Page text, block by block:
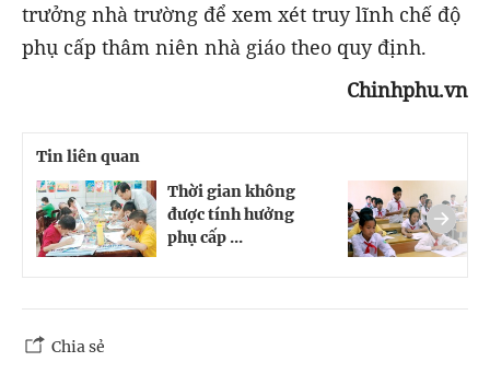
trưởng nhà trường để xem xét truy lĩnh chế độ
phụ cấp thâm niên nhà giáo theo quy định.
Chinhphu.vn
Tin liên quan
Thời gian không
được tính hưởng
phụ cấp ...
Chia sẻ